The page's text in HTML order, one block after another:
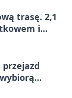
trasę. 2,1
i
przejazd